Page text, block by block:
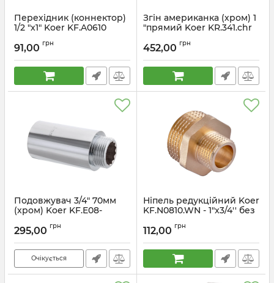
Перехідник (коннектор)
1/2 "х1" Koer KF.A0610
Артикул:
91,00 грн
Згін американка (хром) 1
"прямий Koer KR.341.chr
Артикул: KR2704
452,00 грн
Подовжувач 3/4" 70мм
(хром) Koer KF.E08-
Артикул: KF0112
295,00 грн
Очікується
Ніпель редукційний Koer
KF.N0810.WN - 1"x3/4'' без
Артикул: MX1515
112,00 грн